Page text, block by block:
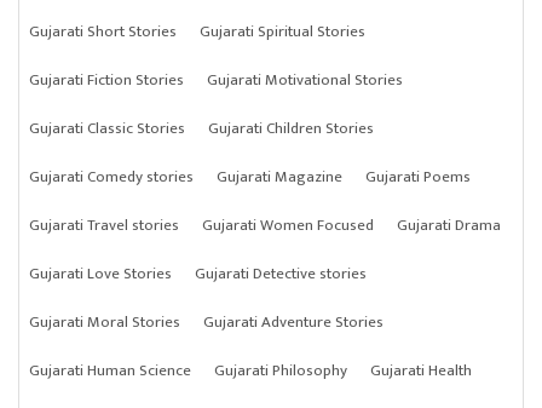
Gujarati Short Stories
Gujarati Spiritual Stories
Gujarati Fiction Stories
Gujarati Motivational Stories
Gujarati Classic Stories
Gujarati Children Stories
Gujarati Comedy stories
Gujarati Magazine
Gujarati Poems
Gujarati Travel stories
Gujarati Women Focused
Gujarati Drama
Gujarati Love Stories
Gujarati Detective stories
Gujarati Moral Stories
Gujarati Adventure Stories
Gujarati Human Science
Gujarati Philosophy
Gujarati Health